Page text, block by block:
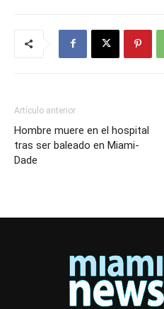
Artículo anterior
Hombre muere en el hospital
tras ser baleado en Miami-
Dade